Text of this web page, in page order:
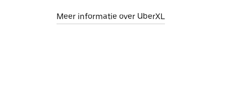
Meer informatie over UberXL